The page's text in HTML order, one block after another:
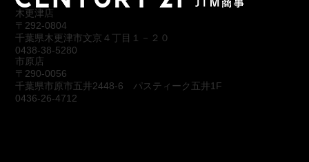
木更津店
〒292-0804
千葉県木更津市文京４丁目１－２０
0438-38-5280
市原店
〒290-0056
千葉県市原市五井2448-6 パスティーク五井1F
0436-26-4712